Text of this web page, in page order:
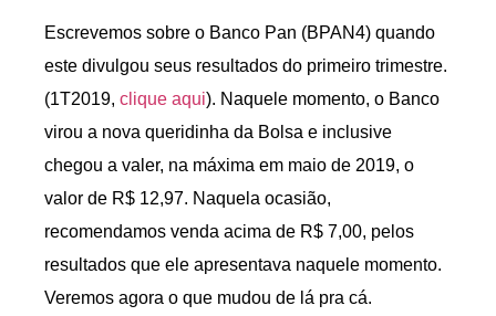
Escrevemos sobre o Banco Pan (BPAN4) quando
este divulgou seus resultados do primeiro trimestre.
(1T2019, clique aqui). Naquele momento, o Banco
virou a nova queridinha da Bolsa e inclusive
chegou a valer, na máxima em maio de 2019, o
valor de R$ 12,97. Naquela ocasião,
recomendamos venda acima de R$ 7,00, pelos
resultados que ele apresentava naquele momento.
Veremos agora o que mudou de lá pra cá.